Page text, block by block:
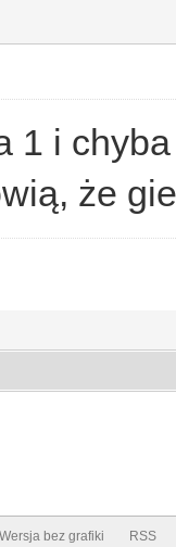
1 i
że
Wersja bez grafiki RSS